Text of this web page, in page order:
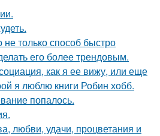
только способ быстро
его более трендовым.
как я ее вижу, или еще
я люблю книги Робин хобб.
попалось.
любви, удачи, процветания и